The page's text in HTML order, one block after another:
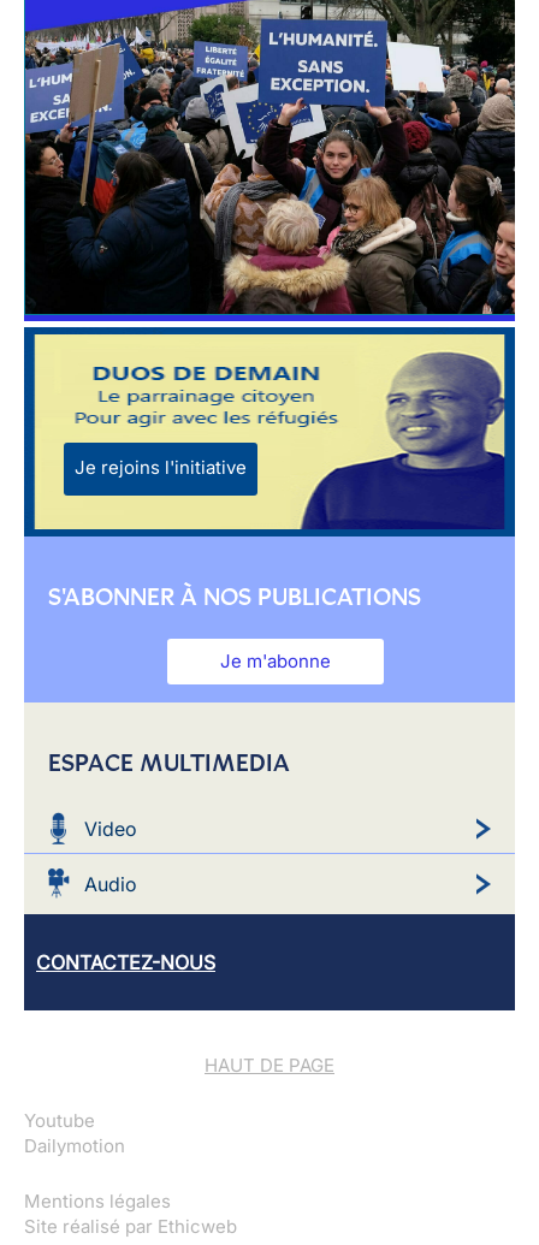
Je rejoins l'initiative
S'ABONNER À NOS PUBLICATIONS
Je m'abonne
ESPACE MULTIMEDIA
Video
Audio
CONTACTEZ-NOUS
HAUT DE PAGE
Youtube
Dailymotion
Mentions légales
Site réalisé par Ethicweb